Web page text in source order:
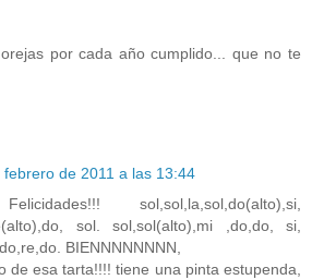
por cada año cumplido... que no te
febrero de 2011 a las 13:44
sol,sol,la,sol,do(alto),si,
sol. sol,sol(alto),mi ,do,do, si,
BIENNNNNNNN,
de esa tarta!!!! tiene una pinta estupenda,